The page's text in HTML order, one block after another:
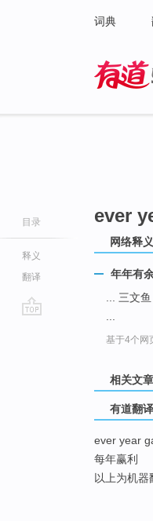
词典
目录
释义
翻译
ever
网络释义
年年有
... 三文
基于4个网
相关文章
有道翻译
ever year
每年赢利
以上为机器